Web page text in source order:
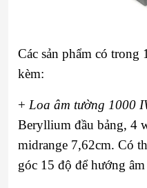
Các sản phẩm có trong
kèm:
+ Loa âm tường 1000
Beryllium đầu bảng, 4
midrange 7,62cm. Có
góc 15 độ để hướng